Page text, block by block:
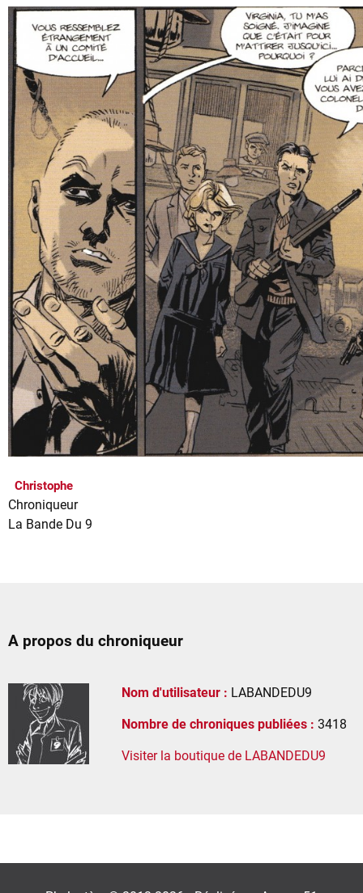
Christophe
Chroniqueur
La Bande Du 9
A propos du chroniqueur
Nom d'utilisateur : LABANDEDU9
Nombre de chroniques publiées : 3418
Visiter la boutique de LABANDEDU9